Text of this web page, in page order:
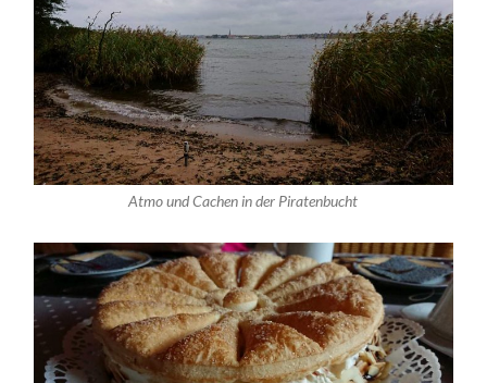
Atmo und Cachen in der Piratenbucht